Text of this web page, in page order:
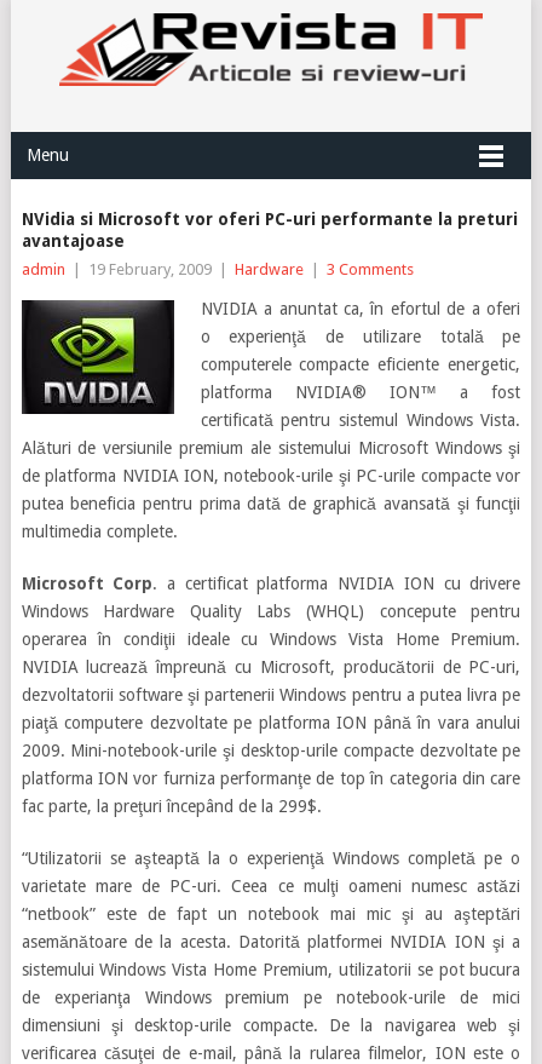
Menu
NVidia si Microsoft vor oferi PC-uri performante la preturi
avantajoase
admin 19 February, 2009 Hardware 3 Comments
NVIDIA a anuntat ca, în efortul de a oferi
o experienţă de utilizare totală pe
computerele compacte eficiente energetic,
platforma NVIDIA® ION™ a fost
certificată pentru sistemul Windows Vista.
Alături de versiunile premium ale sistemului Microsoft Windows şi
de platforma NVIDIA ION, notebook-urile şi PC-urile compacte vor
putea beneficia pentru prima dată degraphică avansată şi funcţii
multimedia complete.
Microsoft Corp. a certificat platforma NVIDIA ION cu drivere
Windows Hardware Quality Labs (WHQL) concepute pentru
operarea în condiţii ideale cu Windows Vista Home Premium.
NVIDIA lucrează împreună cu Microsoft, producătorii de PC-uri,
dezvoltatorii software şi partenerii Windows pentru a putea livra pe
piaţă computere dezvoltate pe platforma ION până în vara anului
2009. Mini-notebook-urile şi desktop-urile compacte dezvoltate pe
platforma ION vor furniza performanţe de top în categoria din care
fac parte, la preţuri începând de la 299$.
“Utilizatorii se aşteaptă la o experienţă Windows completă pe o
varietate mare de PC-uri. Ceea ce mulţi oameni numesc astăzi
“netbook” este de fapt un notebook mai mic şi au aşteptări
asemănătoare de la acesta. Datorită platformei NVIDIA ION şi a
sistemului Windows Vista Home Premium, utilizatorii se pot bucura
de experianţa Windows premium pe notebook-urile de mici
dimensiuni şi desktop-urile compacte. De la navigarea web şi
verificarea căsuţei de e-mail, până la rularea filmelor, ION este o